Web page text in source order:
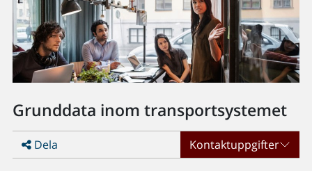
Grunddata inom transportsystemet
Dela Kontaktuppgifter